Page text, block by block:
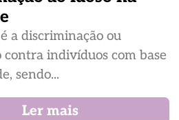
a discriminação ou
contra indivíduos com base
sendo...
Ler mais